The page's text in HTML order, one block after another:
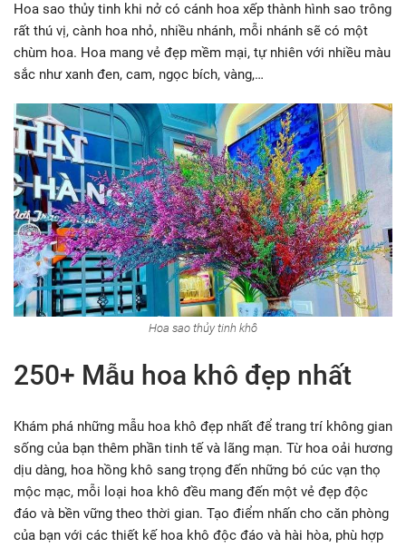
Hoa sao thủy tinh khi nở có cánh hoa xếp thành hình sao trông
rất thú vị, cành hoa nhỏ, nhiều nhánh, mỗi nhánh sẽ có một
chùm hoa. Hoa mang vẻ đẹp mềm mại, tự nhiên với nhiều màu
sắc như xanh đen, cam, ngọc bích, vàng,…
Hoa sao thủy tinh khô
250+ Mẫu hoa khô đẹp nhất
Khám phá những mẫu hoa khô đẹp nhất để trang trí không gian
sống của bạn thêm phần tinh tế và lãng mạn. Từ hoa oải hương
dịu dàng, hoa hồng khô sang trọng đến những bó cúc vạn thọ
mộc mạc, mỗi loại hoa khô đều mang đến một vẻ đẹp độc
đáo và bền vững theo thời gian. Tạo điểm nhấn cho căn phòng
của bạn với các thiết kế hoa khô độc đáo và hài hòa, phù hợp